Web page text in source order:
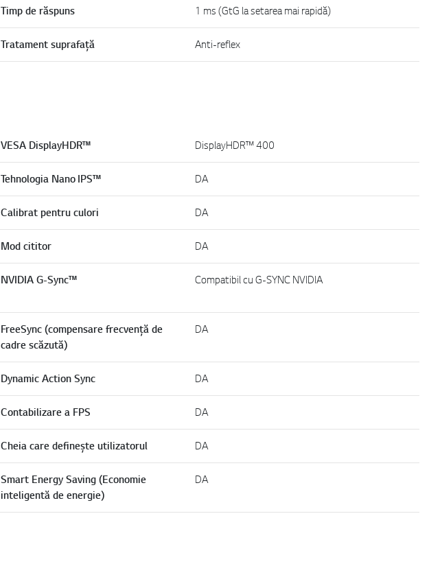
Timp de răspuns 1 ms (GtG la setarea mai rapidă)
Tratament suprafață Anti-reflex
VESA DisplayHDR™ DisplayHDR™ 400
Tehnologia Nano IPS™ DA
Calibrat pentru culori DA
Mod cititor DA
NVIDIA G-Sync™ Compatibil cu G-SYNC NVIDIA
FreeSync (compensare frecvență de
cadre scăzută)
DA
Dynamic Action Sync DA
Contabilizare a FPS DA
Cheia care definește utilizatorul DA
Smart Energy Saving (Economie
inteligentă de energie)
DA